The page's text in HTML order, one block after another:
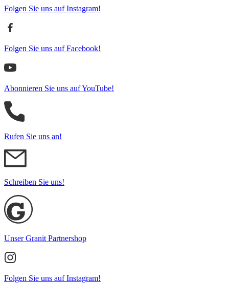
Folgen Sie uns auf Instagram!
Folgen Sie uns auf Facebook!
Abonnieren Sie uns auf YouTube!
Rufen Sie uns an!
Schreiben Sie uns!
Unser Granit Partnershop
Folgen Sie uns auf Instagram!